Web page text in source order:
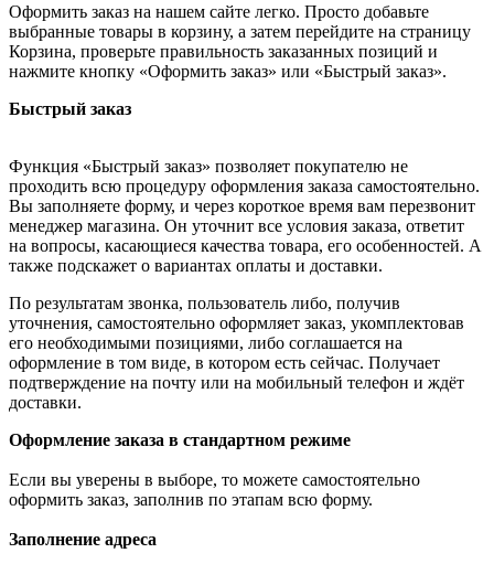
Оформить заказ на нашем сайте легко. Просто добавьте
выбранные товары в корзину, а затем перейдите на страницу
Корзина, проверьте правильность заказанных позиций и
нажмите кнопку «Оформить заказ» или «Быстрый заказ».
Быстрый заказ
Функция «Быстрый заказ» позволяет покупателю не
проходить всю процедуру оформления заказа самостоятельно.
Вы заполняете форму, и через короткое время вам перезвонит
менеджер магазина. Он уточнит все условия заказа, ответит
на вопросы, касающиеся качества товара, его особенностей. А
также подскажет о вариантах оплаты и доставки.
По результатам звонка, пользователь либо, получив
уточнения, самостоятельно оформляет заказ, укомплектовав
его необходимыми позициями, либо соглашается на
оформление в том виде, в котором есть сейчас. Получает
подтверждение на почту или на мобильный телефон и ждёт
доставки.
Оформление заказа в стандартном режиме
Если вы уверены в выборе, то можете самостоятельно
оформить заказ, заполнив по этапам всю форму.
Заполнение адреса